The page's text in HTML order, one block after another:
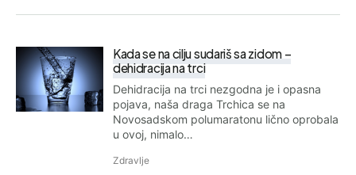
Kada se na cilju sudariš sa zidom –
dehidracija na trci
Dehidracija na trci nezgodna je i opasna
pojava, naša draga Trchica se na
Novosadskom polumaratonu lično oprobala
u ovoj, nimalo…
Zdravlje